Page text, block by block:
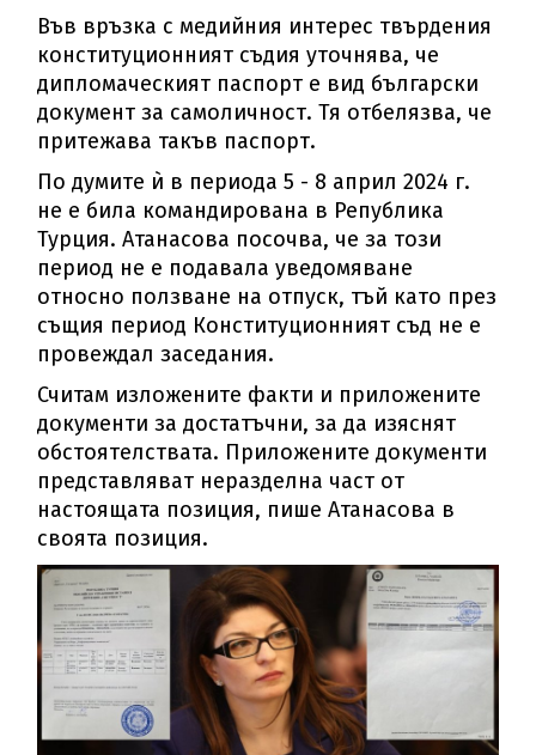
Във връзка с медийния интерес твърдения
конституционният съдия уточнява, че
дипломаческият паспорт е вид български
документ за самоличност. Тя отбелязва, че
притежава такъв паспорт.
По думите ѝ в периода 5 - 8 април 2024 г.
не е била командирована в Република
Турция. Атанасова посочва, че за този
период не е подавала уведомяване
относно ползване на отпуск, тъй като през
същия период Конституционният съд не е
провеждал заседания.
Считам изложените факти и приложените
документи за достатъчни, за да изяснят
обстоятелствата. Приложените документи
представляват неразделна част от
настоящата позиция, пише Атанасова в
своята позиция.